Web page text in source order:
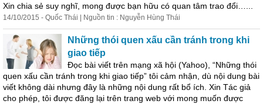
Xin chia sẻ suy nghĩ, mong được bạn hữu có quan tâm trao đổi…...
14/10/2015 - Quốc Thái | Nguồn tin : Nguyễn Hùng Thái
Những thói quen xấu cần tránh trong khi
giao tiếp
Đọc bài viết trên mạng xã hội (Yahoo), “Những thói
quen xấu cần tránh trong khi giao tiếp” tôi cảm nhận, dù nội dung bài
viết không dài nhưng đây là những nội dung rất bổ ích. Xin Tác giả
cho phép, tôi được đăng lại trên trang web với mong muốn được